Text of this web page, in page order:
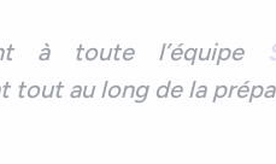
à toute l’équipe
tout au long de la